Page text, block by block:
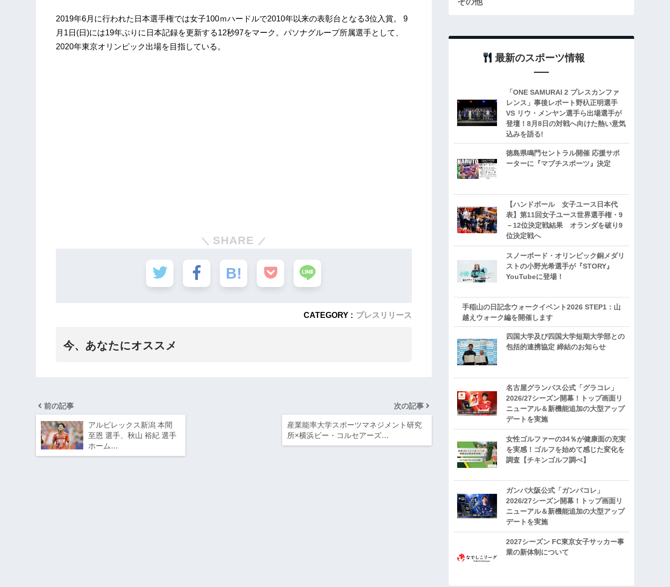
2019年6月に行われた日本選手権では女子100ｍハードルで2010年以来の表彰台となる3位入賞。 9
月1日(日)には19年ぶりに日本記録を更新する12秒97をマーク。パソナグループ所属選手として、
2020年東京オリンピック出場を目指している。
SHARE
CATEGORY : プレスリリース
今、あなたにオススメ
前の記事
アルビレックス新潟 本間
至恩 選手、秋山 裕紀 選手
ホーム…
次の記事
産業能率大学スポーツマネジメント研究
所×横浜ビー・コルセアーズ…
最新のスポーツ情報
「ONE SAMURAI 2 プレスカンファ
レンス」事後レポート野杁正明選手
VS リウ・メンヤン選手ら出場選手が
登壇！8月8日の対戦へ向けた熱い意気
込みを語る!
徳島県鳴門セントラル開催 応援サポ
ーターに『マブチスポーツ』決定
【ハンドボール 女子ユース日本代
表】第11回女子ユース世界選手権・9
－12位決定戦結果 オランダを破り9
位決定戦へ
スノーボード・オリンピック銅メダリ
ストの小野光希選手が『STORY』
YouTubeに登場！
手稲山の日記念ウォークイベント2026 STEP1：山
越えウォーク編を開催します
四国大学及び四国大学短期大学部との
包括的連携協定 締結のお知らせ
名古屋グランパス公式「グラコレ」
2026/27シーズン開幕！トップ画面リ
ニューアル＆新機能追加の大型アップ
デートを実施
女性ゴルファーの34％が健康面の充実
を実感！ゴルフを始めて感じた変化を
調査【チキンゴルフ調べ】
ガンバ大阪公式「ガンバコレ」
2026/27シーズン開幕！トップ画面リ
ニューアル＆新機能追加の大型アップ
デートを実施
2027シーズン FC東京女子サッカー事
業の新体制について